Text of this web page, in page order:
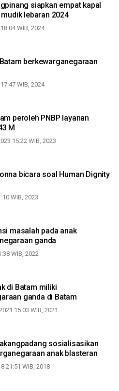
siapkan empat kapal
lebaran 2024
WIB, 2024
berkewarganegaraan
WIB, 2024
peroleh PNBP layanan
M
15:22 WIB, 2023
bicara soal Human Dignity
WIB, 2023
masalah pada anak
ganda
WIB, 2022
di Batam miliki
ganda di Batam
15:03 WIB, 2021
sosialisasikan
anak blasteran
21:51 WIB, 2018